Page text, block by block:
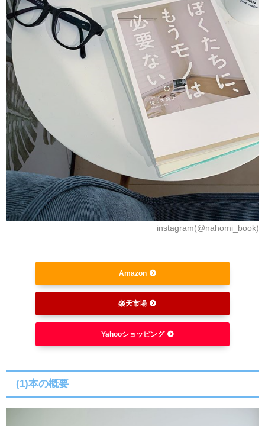
instagram(@nahomi_book)
Amazon
楽天市場
Yahooショッピング
(1)本の概要